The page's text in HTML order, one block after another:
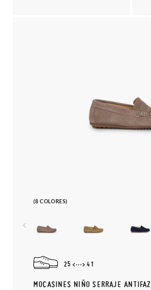
(8 COLORES)
25 41
MOCASINES NIÑO SERRAJE ANTIFAZ